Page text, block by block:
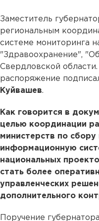
Заместитель
региональным
системе мониторинга
"Здравоохранение",
Свердловской
распоряжение
Куйвашев.
Как говорится в
целью координации
министерств по
информационную
национальных
стать более
управленческих
дополнительного
Поручение